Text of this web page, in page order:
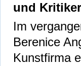
und
Im
Berenice
Kunstfirma